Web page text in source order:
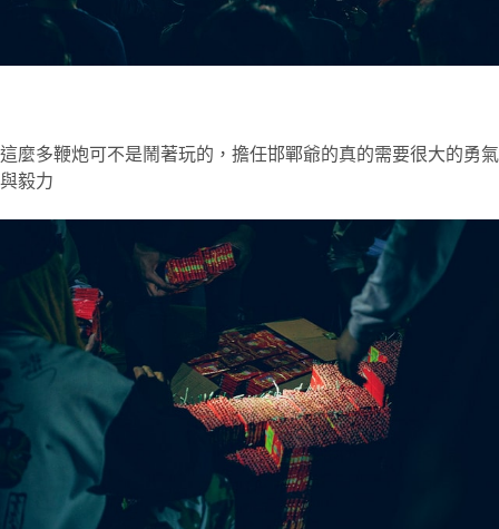
這麼多鞭炮可不是鬧著玩的，擔任邯鄲爺的真的需要很大的勇氣
與毅力